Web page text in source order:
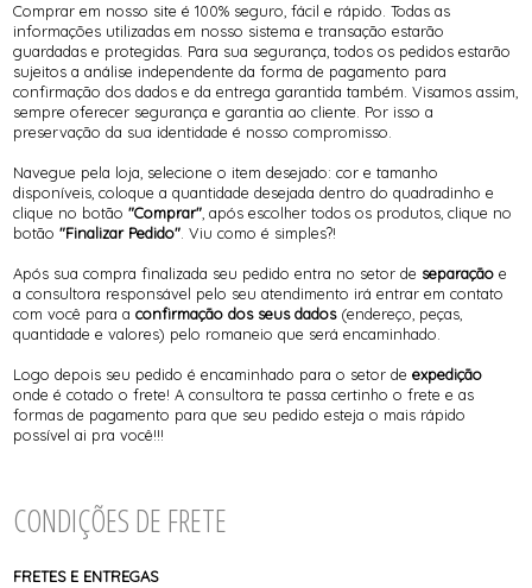
Comprar em nosso site é 100% seguro, fácil e rápido. Todas as
informações utilizadas em nosso sistema e transação estarão
guardadas e protegidas. Para sua segurança, todos os pedidos estarão
sujeitos a análise independente da forma de pagamento para
confirmação dos dados e da entrega garantida também. Visamos assim,
sempre oferecer segurança e garantia ao cliente. Por isso a
preservação da sua identidade é nosso compromisso.
Navegue pela loja, selecione o item desejado: cor e tamanho
disponíveis, coloque a quantidade desejada dentro do quadradinho e
clique no botão"Comprar", após escolher todos os produtos, clique no
botão"Finalizar Pedido". Viu como é simples?!
Após sua compra finalizada seu pedido entra no setor de separaçãoe
a consultora responsável pelo seu atendimento irá entrar em contato
com você para aconfirmação dos seus dados(endereço, peças,
quantidade e valores) pelo romaneio que será encaminhado.
Logo depois seu pedido é encaminhado para o setor deexpedição
onde é cotado o frete! A consultora te passa certinho o frete e as
formas de pagamento para que seu pedido esteja o mais rápido
possível ai pra você!!!
CONDIÇÕES DE FRETE
FRETES E ENTREGAS